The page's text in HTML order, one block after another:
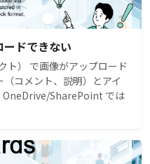
ドできない
ト） で画像がアップロード
コメント、説明）とアイ
OneDrive/SharePoint では